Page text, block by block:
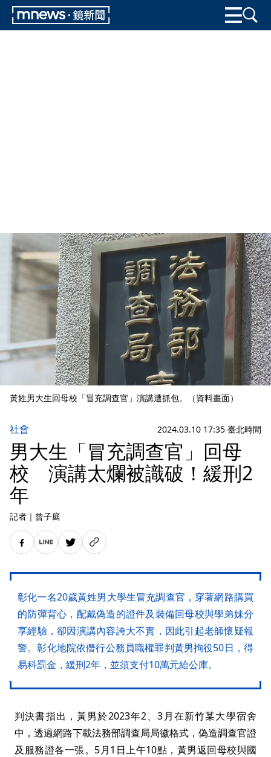
黃姓男大生回母校「冒充調查官」演講遭抓包。（資料畫面）
社會 2024.03.10 17:35 臺北時間
男大生「冒充調查官」回母
校 演講太爛被識破！緩刑2
年
記者 ｜ 曾子庭
彰化一名20歲黃姓男大學生冒充調查官，穿著網路購買
的防彈背心，配戴偽造的證件及裝備回母校與學弟妹分
享經驗，卻因演講內容誇大不實，因此引起老師懷疑報
警。彰化地院依僭行公務員職權罪判黃男拘役50日，得
易科罰金，緩刑2年，並須支付10萬元給公庫。
判決書指出，黃男於2023年2、3月在新竹某大學宿舍
中，透過網路下載法務部調查局局徽格式，偽造調查官證
及服務證各一張。5月1日上午10點，黃男返回母校與國